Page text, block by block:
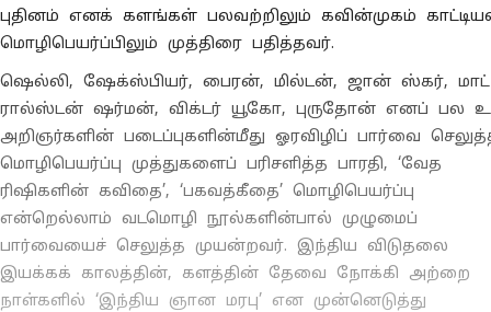
புதினம் எனக் களங்கள் பலவற்றிலும் கவின்முகம்
மொழிபெயர்ப்பிலும் முத்திரை பதித்தவர்.
ஷெல்லி, ஷேக்ஸ்பியர், பைரன், மில்டன், ஜான் ஸ்கர், மாட்
ரால்ஸ்டன் ஷர்மன், விக்டர் யூகோ, புருதோன் எனப் பல
அறிஞர்களின் படைப்புகளின்மீது ஓரவிழிப் பார்வை
மொழிபெயர்ப்பு முத்துகளைப் பரிசளித்த பாரதி, ‘வேத
ரிஷிகளின் கவிதை’, ‘பகவத்கீதை’ மொழிபெயர்ப்பு
என்றெல்லாம் வடமொழி நூல்களின்பால் முழுமைப்
பார்வையைச் செலுத்த முயன்றவர். இந்திய விடுதலை
இயக்கக் காலத்தின், களத்தின் தேவை நோக்கி அற்றை
நாள்களில் ‘இந்திய ஞான மரபு’ என முன்னெடுத்து